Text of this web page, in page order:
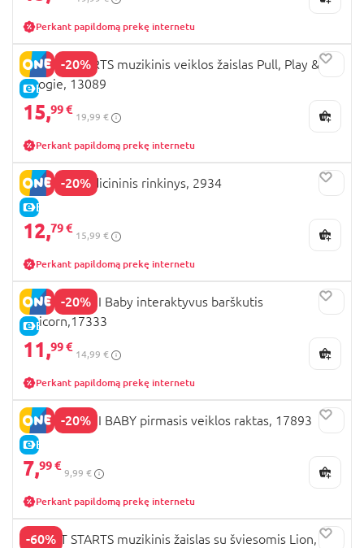
Perkant papildomą prekę internetu
-20%
E-KAINA
BRIGHT STARTS muzikinis veiklos žaislas Pull, Play &
Boogie, 13089
15,99 €
19,99 €
Perkant papildomą prekę internetu
-20%
E-KAINA
PLAYGO medicininis rinkinys, 2934
12,79 €
15,99 €
Perkant papildomą prekę internetu
-20%
E-KAINA
CLEMENTONI Baby interaktyvus barškutis
Unicorn,17333
11,99 €
14,99 €
Perkant papildomą prekę internetu
-20%
E-KAINA
CLEMENTONI BABY pirmasis veiklos raktas, 17893
7,99 €
9,99 €
Perkant papildomą prekę internetu
-60%
BRIGHT STARTS muzikinis žaislas su šviesomis Lion,